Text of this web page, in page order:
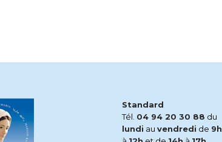
Standard
Tél. 04 94 20 30 88 du
lundi au vendredi de 9h